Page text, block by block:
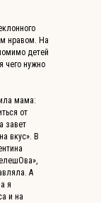
нравом. На
детей
чего нужно
мама:
от
завет
вкус». В
А
я
и на